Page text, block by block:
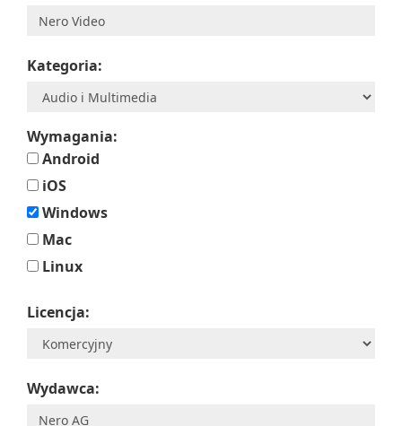
Kategoria:
Wymagania:
Android
iOS
Windows
Mac
Linux
Licencja:
Wydawca: